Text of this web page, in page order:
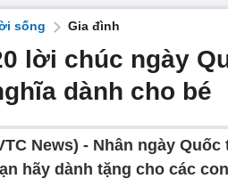
sống Gia đình
lời chúc ngày
dành cho bé
News) - Nhân ngày Quốc
hãy dành tặng cho các